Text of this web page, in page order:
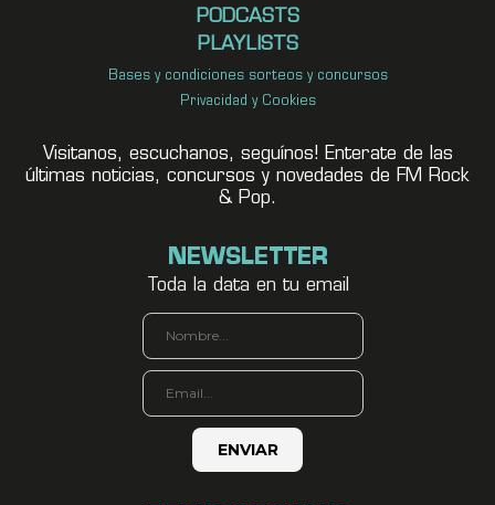
PODCASTS
PLAYLISTS
Bases y condiciones sorteos y concursos
Privacidad y Cookies
Visitanos, escuchanos, seguínos! Enterate de las
últimas noticias, concursos y novedades de FM Rock
& Pop.
NEWSLETTER
Toda la data en tu email